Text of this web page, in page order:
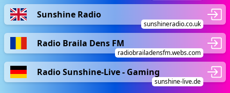
Sunshine Radio
sunshineradio.co.uk
Radio Braila Dens FM
radiobrailadensfm.webs.com
Radio Sunshine-Live - Gaming
sunshine-live.de